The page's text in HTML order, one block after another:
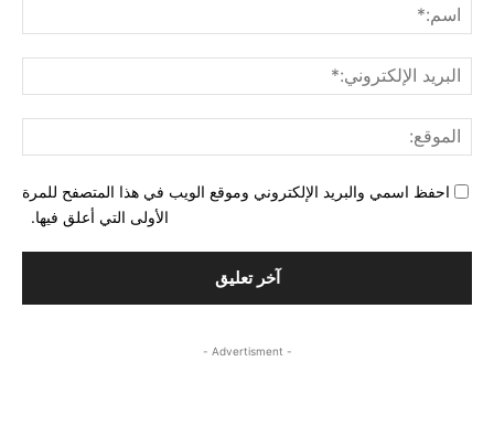
احفظ اسمي والبريد الإلكتروني وموقع الويب في هذا المتصفح للمرة
الأولى التي أعلق فيها.
- Advertisment -